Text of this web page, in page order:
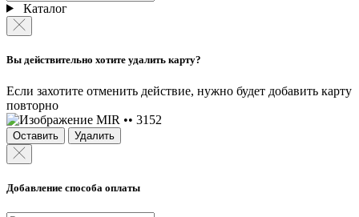
Каталог
Вы действительно хотите удалить карту?
Если захотите отменить действие, нужно будет добавить карту
повторно
MIR •• 3152
Оставить Удалить
Добавление способа оплаты